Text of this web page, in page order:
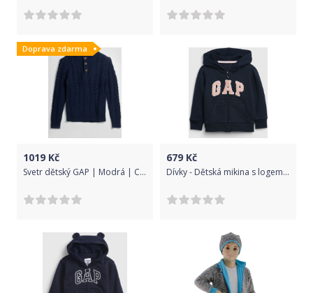
Doprava zdarma
1019 Kč
Svetr dětský GAP | Modrá | Chlapecké | XXL
679 Kč
Dívky - Dětská mikina s logem GAP Modrá - 86-92